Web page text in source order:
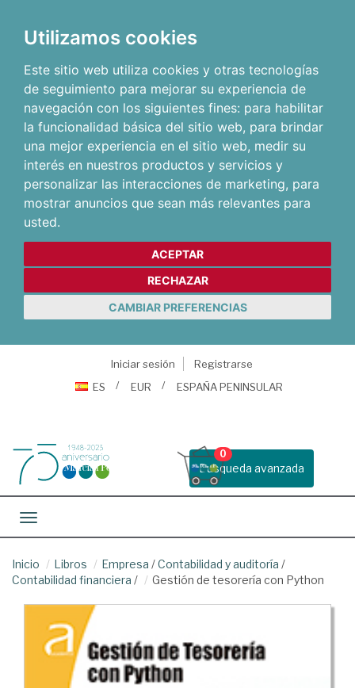
Utilizamos cookies
Este sitio web utiliza cookies y otras tecnologías
de seguimiento para mejorar su experiencia de
navegación con los siguientes fines: para habilitar
la funcionalidad básica del sitio web, para brindar
una mejor experiencia en el sitio web, medir su
interés en nuestros productos y servicios y
personalizar las interacciones de marketing, para
mostrar anuncios que sean más relevantes para
usted.
ACEPTAR
RECHAZAR
CAMBIAR PREFERENCIAS
Iniciar sesión
Registrarse
ES
EUR ESPAÑA PENINSULAR
Busqueda avanzada
0
Toggle navigation
Inicio Libros Empresa /Contabilidad y auditoría /
Contabilidad financiera / Gestión de tesorería con Python